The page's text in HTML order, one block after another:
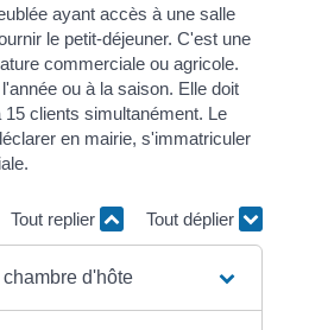
ayant accès à une salle
le petit-déjeuner. C'est une
commerciale ou agricole.
ou à la saison. Elle doit
clients simultanément. Le
en mairie, s'immatriculer
Tout replier Tout déplier
d'hôte